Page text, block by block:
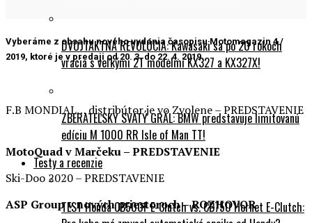
DVOJTAKTNÁ REVOLÚCIA: Kawasaki sa po 20 rokoch
vracia s veľkými 2T modelmi KX327 a KX327X!
ZBERATEĽSKÝ SVÄTÝ GRÁL: BMW predstavuje limitovanú
edíciu M 1000 RR Isle of Man TT!
Testy a recenzie
TEST Honda CB500F E-Clutch vs. CB750 Hornet E-Clutch:
Vyberáme z obsahu nového vydania časopisu Motomagazin 4 /
2019, ktoré je v predaji od 20. 3. do 22. 4. 2019.
F.B MONDIAL… distribútor je vo Zvolene – PREDSTAVENIE
MotoQuad v Marčeku – PREDSTAVENIE
Ski-Doo 2020 – PREDSTAVENIE
ASP Group v nových priestoroch – ROZHOVOR